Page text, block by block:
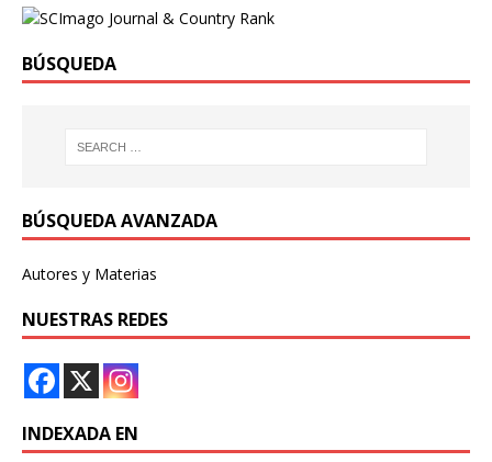
BÚSQUEDA
BÚSQUEDA AVANZADA
Autores y Materias
NUESTRAS REDES
INDEXADA EN